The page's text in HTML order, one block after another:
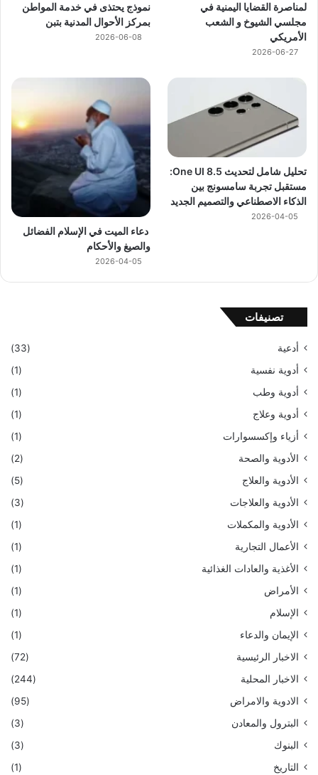
لمناصرة القضايا اليمنية في
مجلسي الشيوخ و الشعب
الأمريكي
2026-06-27
نموذج يحتذى في خدمة المواطن
بمركز الأحوال المدنية بتبن
2026-06-08
تحليل شامل لتحديث One UI 8.5:
مستقبل تجربة سامسونج بين
الذكاء الاصطناعي والتصميم الجديد
2026-04-05
دعاء الميت في الإسلام الفضائل
والصيغ والأحكام
2026-04-05
تصنيفات
أدعية
(33)
أدوية نفسية
(1)
أدوية وطب
(1)
أدوية وعلاج
(1)
أزياء وإكسسوارات
(1)
الأدوية والصحة
(2)
الأدوية والعلاج
(5)
الأدوية والعلاجات
(3)
الأدوية والمكملات
(1)
الأعمال التجارية
(1)
الأغذية والعادات الغذائية
(1)
الأمراض
(1)
الإسلام
(1)
الإيمان والدعاء
(1)
الاخبار الرئيسية
(72)
الاخبار المحلية
(244)
الادوية والامراض
(95)
البترول والمعادن
(3)
البنوك
(3)
التاريخ
(1)